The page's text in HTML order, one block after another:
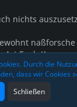
nichts
Art Euch
ich gerne was zu
inhaltlich nicht!
Durch die
dass wir Cookies
Schließen